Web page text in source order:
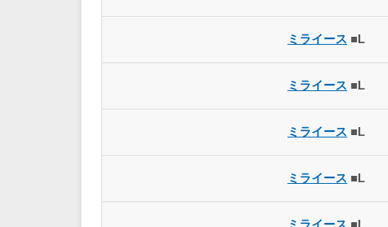
ミライース ■L
ミライース ■L
ミライース ■L
ミライース ■L